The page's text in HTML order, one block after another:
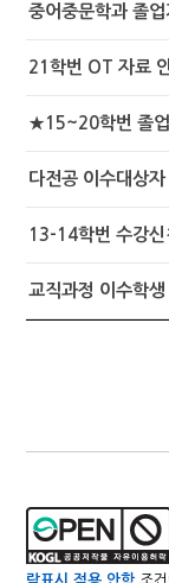
중어중문학과 졸
21학번 OT 자료
★15~20학번 졸업
다전공 이수대상
13-14학번 수강신
교직과정 이수학